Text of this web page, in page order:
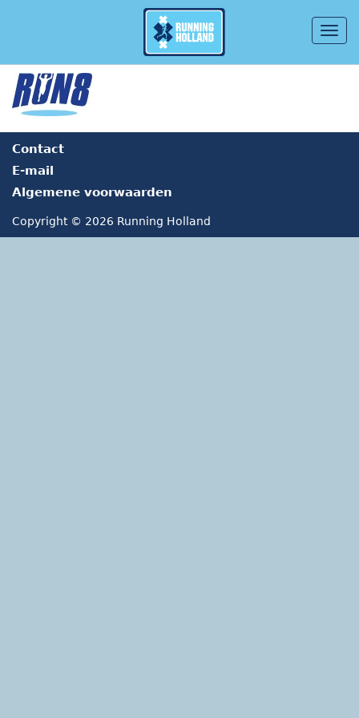
Overslaan en naar de inhoud gaan
Contact
E-mail
Algemene voorwaarden
Copyright © 2026 Running Holland